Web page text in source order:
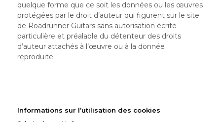
quelque forme que ce soit les données ou les œuvres
protégées par le droit d’auteur qui figurent sur le site
de Roadrunner Guitars sans autorisation écrite
particulière et préalable du détenteur des droits
d’auteur attachés à l’œuvre ou à la donnée
reproduite.
Informations sur l’utilisation des cookies